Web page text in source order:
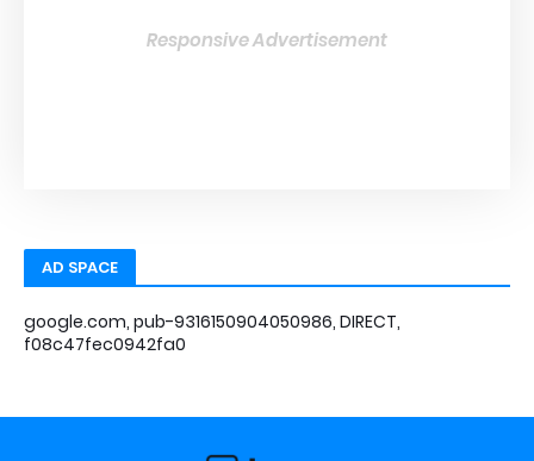
Responsive Advertisement
AD SPACE
google.com, pub-9316150904050986, DIRECT,
f08c47fec0942fa0